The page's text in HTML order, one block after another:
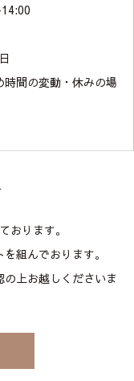
間の変動・休みの場
おります。
組んでおります。
上お越しくださいま